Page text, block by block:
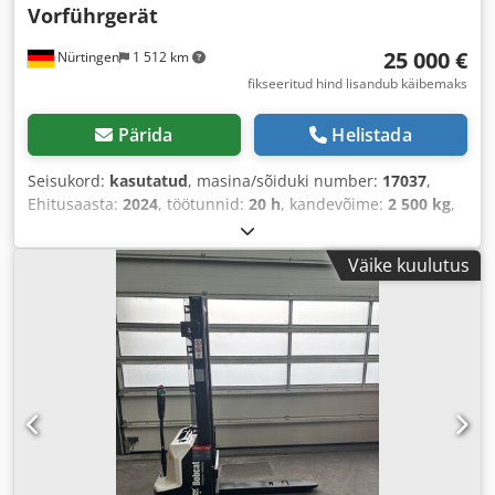
Nürtingen 1 512 km
Vorführgerät
25 000 €
fikseeritud hind lisandub käibemaks
Pärida Helistada
Seisukord: kasutatud, masina/sõiduki number: 17037,
Ehitusaasta: 2024, töötunnid: 20 h, kandevõime: 2 500 kg,
, vaba tõstekõrgus:
koormekese:500 mm, kütuse tüüp:elektriline, masti tüüp:
, ehituskõrgus:2 180 mm, aku
pingepinge:48 V, kahvli pikkus:1 200 mm, eesrattarehvi
23X9-10, tagumise rehvi suurus:18X7-8
3 552 kg
Väike kuulutus